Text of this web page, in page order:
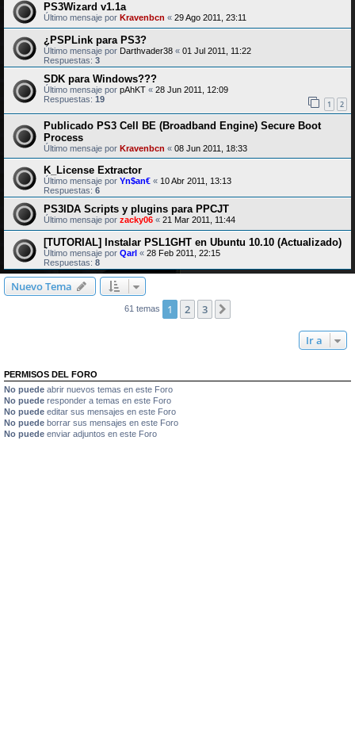
PS3Wizard v1.1a
Último mensaje por Kravenbcn « 29 Ago 2011, 23:11
¿PSPLink para PS3?
Último mensaje por Darthvader38 « 01 Jul 2011, 11:22
Respuestas: 3
SDK para Windows???
Último mensaje por pAhKT « 28 Jun 2011, 12:09
Respuestas: 19 1 2
Publicado PS3 Cell BE (Broadband Engine) Secure Boot
Process
Último mensaje por Kravenbcn « 08 Jun 2011, 18:33
K_License Extractor
Último mensaje por Yn$an€ « 10 Abr 2011, 13:13
Respuestas: 6
PS3IDA Scripts y plugins para PPCJT
Último mensaje por zacky06 « 21 Mar 2011, 11:44
[TUTORIAL] Instalar PSL1GHT en Ubuntu 10.10 (Actualizado)
Último mensaje por Qarl « 28 Feb 2011, 22:15
Respuestas: 8
Nuevo Tema
61 temas 1 2 3
Ir a
PERMISOS DEL FORO
No puede abrir nuevos temas en este Foro
No puede responder a temas en este Foro
No puede editar sus mensajes en este Foro
No puede borrar sus mensajes en este Foro
No puede enviar adjuntos en este Foro